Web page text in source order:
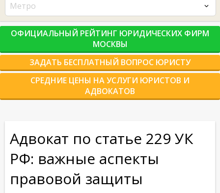
Метро
ОФИЦИАЛЬНЫЙ РЕЙТИНГ ЮРИДИЧЕСКИХ ФИРМ
МОСКВЫ
ЗАДАТЬ БЕСПЛАТНЫЙ ВОПРОС ЮРИСТУ
СРЕДНИЕ ЦЕНЫ НА УСЛУГИ ЮРИСТОВ И
АДВОКАТОВ
Адвокат по статье 229 УК
РФ: важные аспекты
правовой защиты